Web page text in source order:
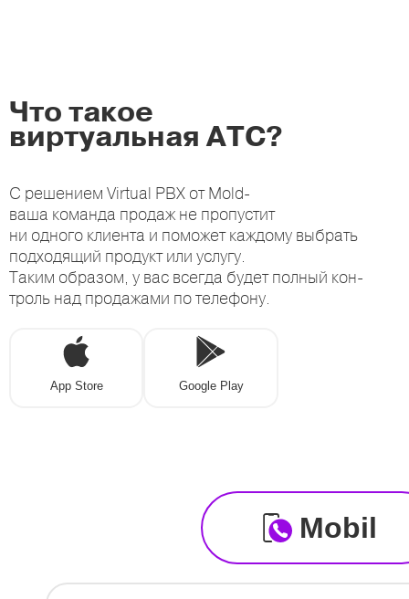
Что такое
виртуальная АТС?
С решением Virtual PBX от Mold-
ваша команда продаж не пропустит
ни одного клиента и поможет каждому выбрать
подходящий продукт или услугу.
Таким образом, у вас всегда будет полный кон-
троль над продажами по телефону.
App Store Google Play
Mobil